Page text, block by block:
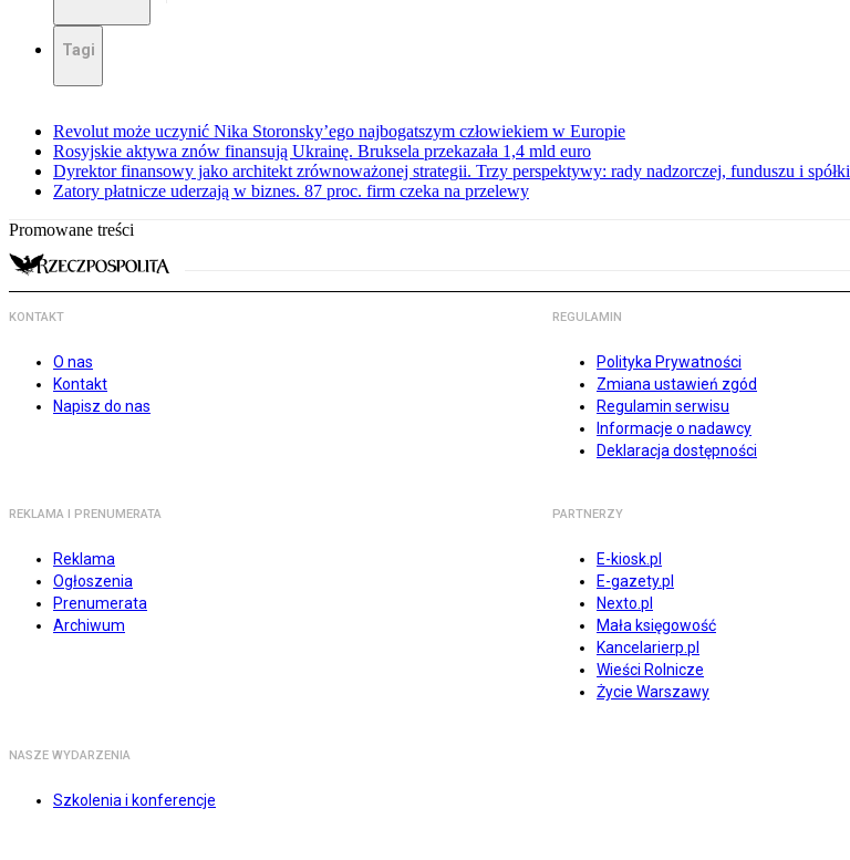
Tagi
Revolut może uczynić Nika Storonsky’ego najbogatszym człowiekiem w Europie
Rosyjskie aktywa znów finansują Ukrainę. Bruksela przekazała 1,4 mld euro
Dyrektor finansowy jako architekt zrównoważonej strategii. Trzy perspektywy: rady nadzorczej, funduszu i spółki
Zatory płatnicze uderzają w biznes. 87 proc. firm czeka na przelewy
Promowane treści
KONTAKT
O nas
Kontakt
Napisz do nas
REGULAMIN
Polityka Prywatności
Zmiana ustawień zgód
Regulamin serwisu
Informacje o nadawcy
Deklaracja dostępności
REKLAMA I PRENUMERATA
Reklama
Ogłoszenia
Prenumerata
Archiwum
PARTNERZY
E-kiosk.pl
E-gazety.pl
Nexto.pl
Mała księgowość
Kancelarierp.pl
Wieści Rolnicze
Życie Warszawy
NASZE WYDARZENIA
Szkolenia i konferencje